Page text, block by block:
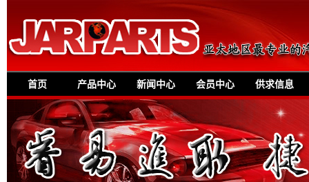
首页 产品中心 新闻中心 会员中心 供求信息